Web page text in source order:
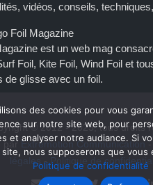
vidéos, conseils,
est un web mag
Foil, Kite Foil, Wind Foil et
de glisse avec un foil.
© 2012 - 2023, tous droits
par Extremotion Communication
légales
-Politique de
des cookies pour vous
sur notre site web, pour
et analyser notre audiance. Si
nous supposerons que vous
Politique de confidentialité